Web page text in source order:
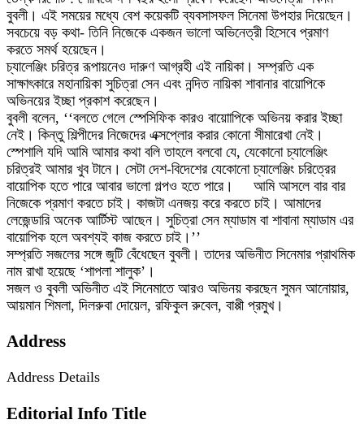
বুবলী। এই সময়ের মধ্যে বেশ কয়েকটি ব্যবসাসফল সিনেমা উপহার দিয়েছেন।
সবচেয়ে বড় কথা- তিনি নিজেকে একজন ভালো অভিনেত্রী হিসেবে প্রমাণ
করতে সমর্থ হয়েছেন।
চ্যালেঞ্জিং চরিত্র রূপায়নেও দারুণ আগ্রহী এই নায়িকা। সম্প্রতি এক
সাক্ষাৎকারে মহানায়িকা সুচিত্রা সেন এবং নন্দিত নায়িকা শাবানার বায়োপিকে
অভিনয়ের ইচ্ছা প্রকাশ করেছেন।
বুবলী বলেন, ‘‘বলতে গেলে স্পেসিফিক কারও বায়োাপিকে অভিনয় করার ইচ্ছা
নেই। কিন্তু শিল্পীদের নিজেদের এক্সপ্লোর করার কোনো সীমারেখা নেই।
স্পেশালি যদি আমি আমার কথা বলি তাহলে বলবো যে, যেকোনো চ্যালেঞ্জিং
চরিত্রই আমার খুব টানে। সেটা দেশ-বিদেশের যেকোনো চ্যালেঞ্জিং চরিত্রের
বায়োপিক হতে পারে আবার ভালো গল্পও হতে পারে। আমি আসলে বার বার
নিজেকে প্রমাণ করতে চাই। কাজটা এনজয় করে করতে চাই। আমাদের
লেজেন্ডারি অনেক আর্টিস্ট আছেন। সুচিত্রা সেন ম্যাডাম বা শাবানা ম্যাডাম এর
বায়োপিক হলে অবশ্যই কাজ করতে চাই।’’
সম্প্রতি সজলের সঙ্গে জুটি বেঁধেছেন বুবলী। তাদের অভিনীত সিনেমার প্রাথমিক
নাম রাখা হয়েছে ‘শাপলা শালুক’।
সজল ও বুবলী অভিনীত এই সিনেমাতে আরও অভিনয় করছেন সুমন আনোয়ার,
আয়মান শিমলা, দিলরুবা দোয়েল, রফিকুল রুবেল, বাপ্পী প্রমুখ।
Address
Address Details
Editorial Info Title